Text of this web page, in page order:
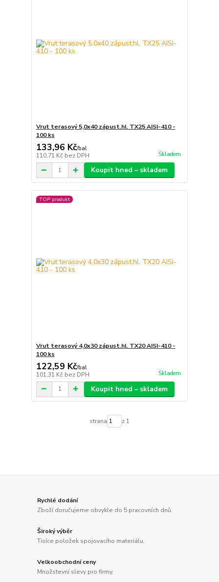
Vrut terasový 5,0x40 zápust.hl. TX25 AISI-410 -
100 ks
133,96 Kč/bal
110,71 Kč bez DPH Skladem
Koupit hned – skladem
TOP produkt
Vrut terasový 4,0x30 zápust.hl. TX20 AISI-410 -
100 ks
122,59 Kč/bal
101,31 Kč bez DPH Skladem
Koupit hned – skladem
strana z 1
Rychlé dodání
Zboží doručujeme obvykle do 5 pracovních dnů.
Široký výběr
Tisíce položek spojovacího materiálu.
Velkoobchodní ceny
Množstevní slevy pro firmy.